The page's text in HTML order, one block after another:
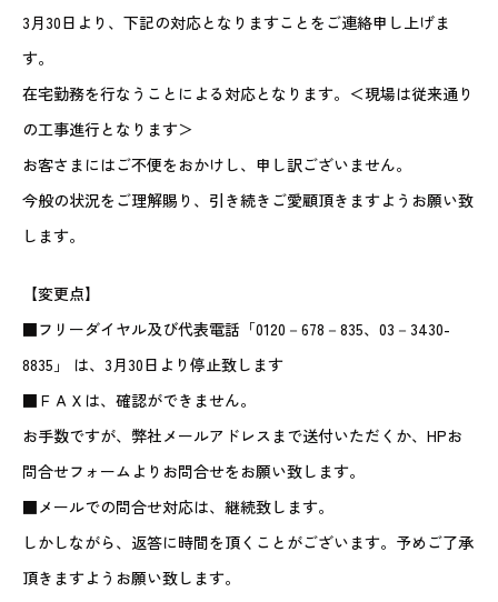
3月30日より、下記の対応となりますことをご連絡申し上げま
す。
在宅勤務を行なうことによる対応となります。＜現場は従来通り
の工事進行となります＞
お客さまにはご不便をおかけし、申し訳ございません。
今般の状況をご理解賜り、引き続きご愛顧頂きますようお願い致
します。
【変更点】
■フリーダイヤル及び代表電話「0120－678－835、03－3430-
8835」 は、3月30日より停止致します
■ＦＡＸは、確認ができません。
お手数ですが、弊社メールアドレスまで送付いただくか、HPお
問合せフォームよりお問合せをお願い致します。
■メールでの問合せ対応は、継続致します。
しかしながら、返答に時間を頂くことがございます。予めご了承
頂きますようお願い致します。